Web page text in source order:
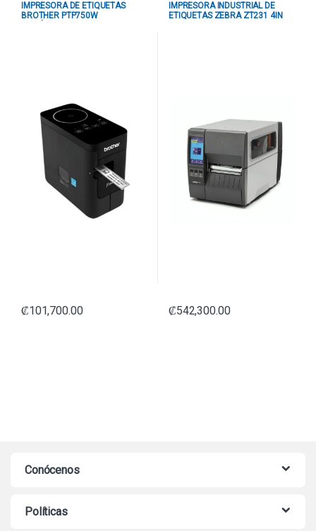
IMPRESORA DE ETIQUETAS
BROTHER PTP750W
₡101,700.00
IMPRESORA INDUSTRIAL DE
ETIQUETAS ZEBRA ZT231 4IN
₡542,300.00
Conócenos
Políticas